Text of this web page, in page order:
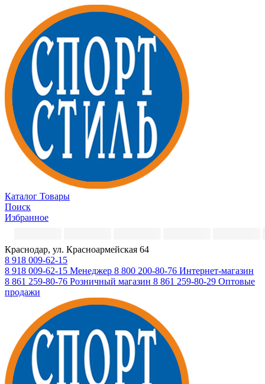
Каталог Товары
Поиск
Избранное
Краснодар, ул. Красноармейская 64
8 918 009-62-15
8 918 009-62-15 Менеджер 8 800 200-80-76 Интернет-магазин
8 861 259-80-76 Розничный магазин 8 861 259-80-29 Оптовые
продажи